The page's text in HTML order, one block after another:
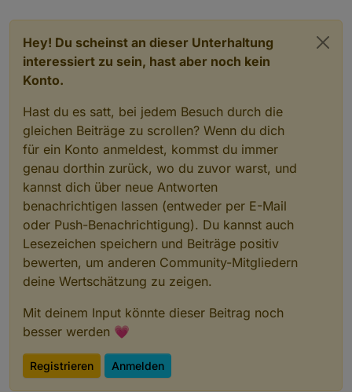
Hey! Du scheinst an dieser Unterhaltung
interessiert zu sein, hast aber noch kein
Konto.
Hast du es satt, bei jedem Besuch durch die
gleichen Beiträge zu scrollen? Wenn du dich
für ein Konto anmeldest, kommst du immer
genau dorthin zurück, wo du zuvor warst, und
kannst dich über neue Antworten
benachrichtigen lassen (entweder per E-Mail
oder Push-Benachrichtigung). Du kannst auch
Lesezeichen speichern und Beiträge positiv
bewerten, um anderen Community-Mitgliedern
deine Wertschätzung zu zeigen.
Mit deinem Input könnte dieser Beitrag noch
besser werden 💗
Registrieren Anmelden